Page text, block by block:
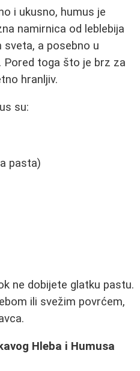
i ukusno, humus je
namirnica od leblebija
a posebno u
Pored toga što je brz za
hranljiv.
su:
pasta)
ne dobijete glatku pastu.
ili svežim povrćem,
Hleba i Humusa